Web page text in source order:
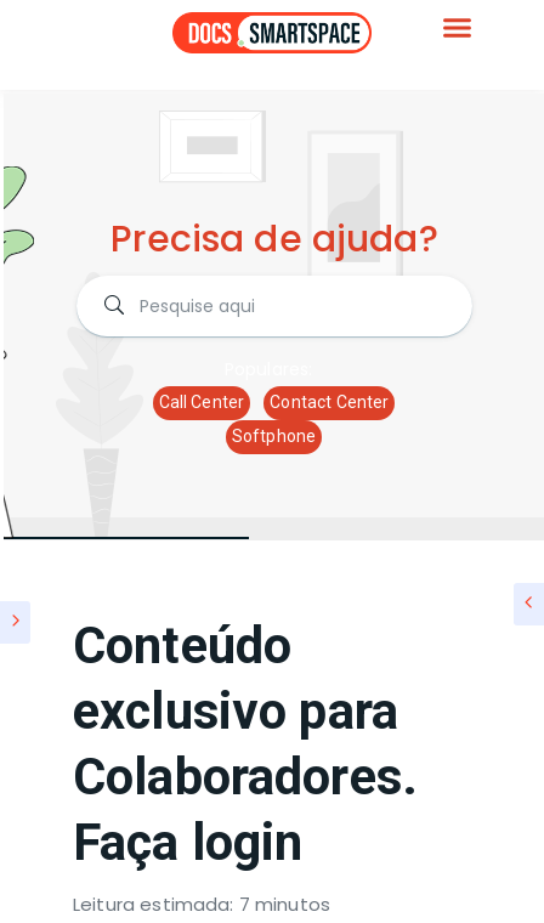
Precisa de ajuda?
Call Center
Contact Center
Softphone
Conteúdo
exclusivo para
Colaboradores.
Faça login
Leitura estimada: 7 minutos